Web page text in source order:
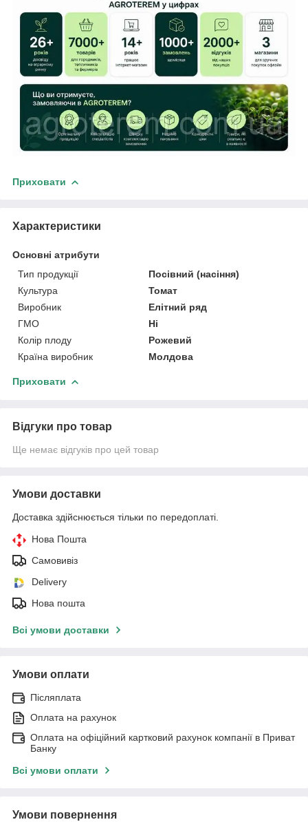
Приховати
Характеристики
Основні атрибути
Тип продукції
Посівний (насіння)
Культура
Томат
Виробник
Елітний ряд
ГМО
Ні
Колір плоду
Рожевий
Країна виробник
Молдова
Приховати
Відгуки про товар
Ще немає відгуків про цей товар
Умови доставки
Доставка здійснюється тільки по передоплаті.
Нова Пошта
Самовивіз
Delivery
Нова пошта
Всі умови доставки
Умови оплати
Післяплата
Оплата на рахунок
Оплата на офіційний картковий рахунок компанії в Приват
Банку
Всі умови оплати
Умови повернення